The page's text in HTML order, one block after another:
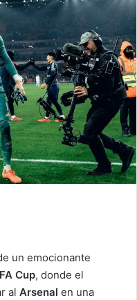
Imprimir
un emocionante
FA Cup, donde el
al Arsenal en una